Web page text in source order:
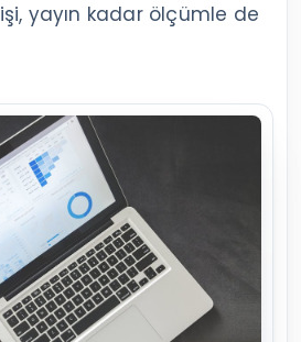
işi, yayın kadar ölçümle de